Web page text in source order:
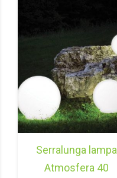
Serralunga lampa
Atmosfera 40